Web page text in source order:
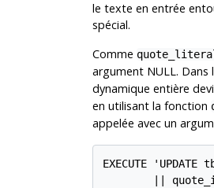
le texte en entrée
spécial.
Comme
argument NULL. Dans
dynamique entière
en utilisant la fonction
appelée avec un
EXECUTE
||